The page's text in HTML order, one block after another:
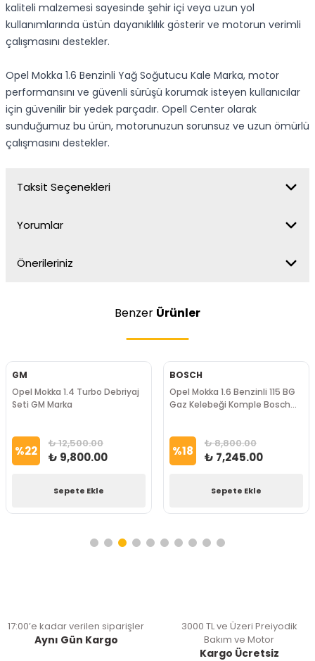
kaliteli malzemesi sayesinde şehir içi veya uzun yol
kullanımlarında üstün dayanıklılık gösterir ve motorun verimli
çalışmasını destekler.
Opel Mokka 1.6 Benzinli Yağ Soğutucu Kale Marka, motor
performansını ve güvenli sürüşü korumak isteyen kullanıcılar
için güvenilir bir yedek parçadır. Opell Center olarak
sunduğumuz bu ürün, motorunuzun sorunsuz ve uzun ömürlü
çalışmasını destekler.
Taksit Seçenekleri
Yorumlar
Önerileriniz
Benzer Ürünler
GM
Opel Mokka 1.4 Turbo Debriyaj
Seti GM Marka
%22 ₺ 12,500.00
₺ 9,800.00
Sepete Ekle
BOSCH
Opel Mokka 1.6 Benzinli 115 BG
Gaz Kelebeği Komple Bosch
%18 ₺ 8,800.00
₺ 7,245.00
Sepete Ekle
17:00’e kadar verilen siparişler
Aynı Gün Kargo
3000 TL ve Üzeri Preiyodik
Bakım ve Motor
Kargo Ücretsiz